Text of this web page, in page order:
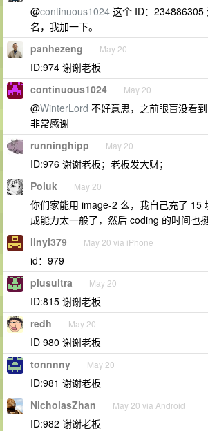
@continuous1024 这个 ID：234886305
名，我加一下。
panhezeng May 20
ID:974 谢谢老板
continuous1024 May 20
@WinterLord 不好意思，之前眼盲没看
非常感谢
runninghipp May 20
ID:976 谢谢老板；老板发大财；
Poluk May 20
你们家能用 image-2 么，我自己充了 15
成能力太一般了，然后 coding 的时间也
linyi379 May 20 via iPhone
id：979
plusultra May 20
ID:815 谢谢老板
redh May 20
ID 980 谢谢老板
tonnnny May 20
ID:981 谢谢老板
NicholasZhan May 20 via Android
ID:982 谢谢老板